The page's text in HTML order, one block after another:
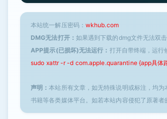
本站统一解压密码： wkhub.com
DMG无法打开： 如果遇到下载的dmg文件无法双
APP提示(已损坏)无法运行： 打开自带终端，运行
sudo xattr -r -d com.apple.quarantine {app具体
声明：本站所有文章，如无特殊说明或标注，均
书籍等各类媒体平台。如若本站内容侵犯了原著者